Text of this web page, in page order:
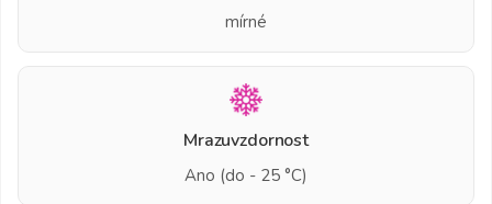
mírné
Mrazuvzdornost
Ano (do - 25 °C)